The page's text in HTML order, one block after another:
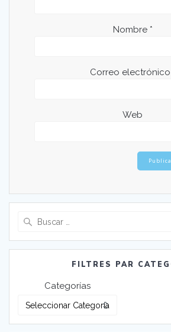
Nombre *
Correo electrónico
Web
FILTRES PAR
Categorías